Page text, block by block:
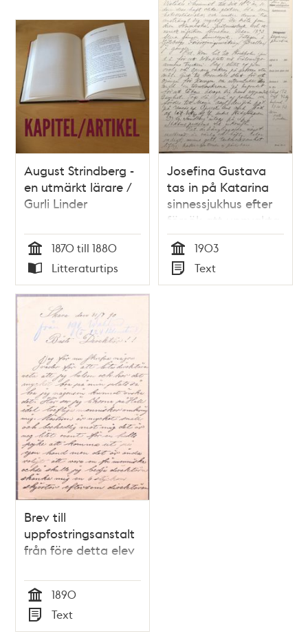
August Strindberg -
en utmärkt lärare /
Gurli Linder
Tid
1870 till 1880
Typ
Litteraturtips
Josefina Gustava
tas in på Katarina
sinnessjukhus efter
försök att uppvakta
kungen – sjukjournal
1903
Tid
1903
Typ
Text
Brev till
uppfostringsanstalt
från före detta elev
Tid
1890
Typ
Text